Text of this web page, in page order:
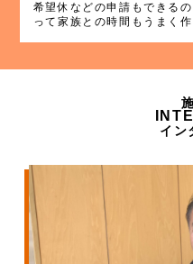
希望休などの申請もできる
って家族との時間もうまく作
イン